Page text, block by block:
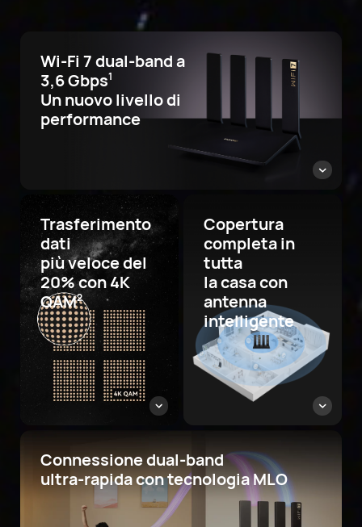
Wi-Fi 7 dual-band a
3,6 Gbps1
Un nuovo livello di
performance
Trasferimento
dati
più veloce del
20% con 4K
QAM2
Copertura
completa in
tutta
la casa con
antenna
intelligente
Connessione dual-band
ultra-rapida con tecnologia MLO